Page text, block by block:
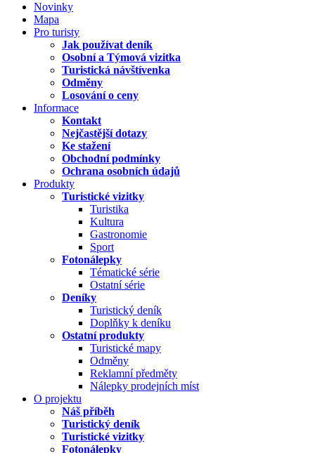
Novinky
Mapa
Pro turisty
Jak používat deník
Osobní a Týmová vizitka
Turistická návštívenka
Odměny
Losování o ceny
Informace
Kontakt
Nejčastější dotazy
Ke stažení
Obchodní podmínky
Ochrana osobních údajů
Produkty
Turistické vizitky
Turistika
Kultura
Gastronomie
Sport
Fotonálepky
Tématické série
Ostatní série
Deníky
Turistický deník
Doplňky k deníku
Ostatní produkty
Turistické mapy
Odměny
Reklamní předměty
Nálepky prodejních míst
O projektu
Náš příběh
Turistický deník
Turistické vizitky
Fotonálepky